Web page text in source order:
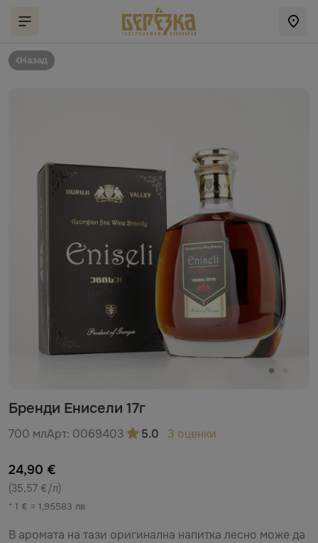
Назад
Бренди Енисели 17г
700 млАрт: 0069403 5.0 3 оценки
24,90 €
(35,57 €/л)
* 1 € = 1,95583 лв
В аромата на тази оригинална напитка лесно може да